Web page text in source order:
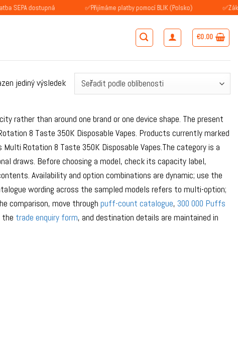
dostupná ✅Přijímáme platby pomocí BLIK (Polsko) ✅Zákazníci
€0.00
jediný výsledek
rather than around one brand or one device shape. The present
8 Taste 350K Disposable Vapes. Products currently marked
Rotation 8 Taste 350K Disposable Vapes.The category is a
draws. Before choosing a model, check its capacity label,
Availability and option combinations are dynamic; use the
wording across the sampled models refers to multi-option;
comparison, move through puff-count catalogue, 300 000 Puffs
the trade enquiry form, and destination details are maintained in